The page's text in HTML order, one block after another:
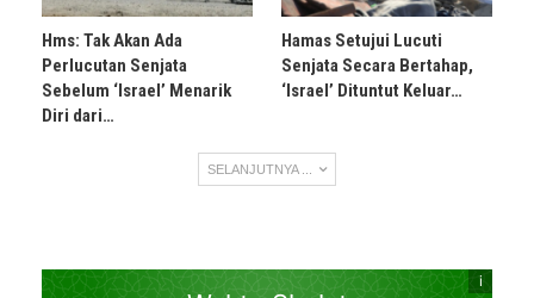
Hms: Tak Akan Ada
Perlucutan Senjata
Sebelum ‘Israel’ Menarik
Diri dari…
Hamas Setujui Lucuti
Senjata Secara Bertahap,
‘Israel’ Dituntut Keluar…
SELANJUTNYA ...